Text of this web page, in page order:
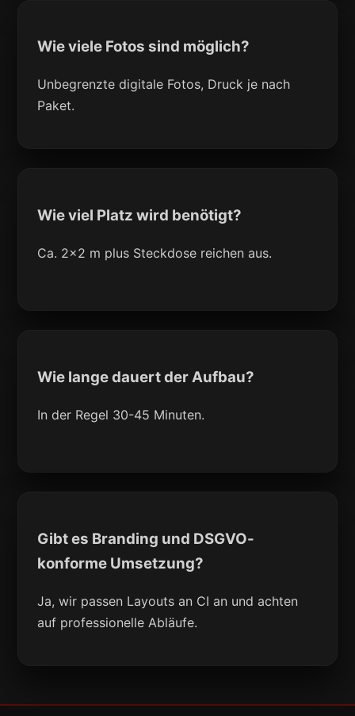
Wie viele Fotos sind möglich?
Unbegrenzte digitale Fotos, Druck je nach
Paket.
Wie viel Platz wird benötigt?
Ca. 2x2 m plus Steckdose reichen aus.
Wie lange dauert der Aufbau?
In der Regel 30-45 Minuten.
Gibt es Branding und DSGVO-
konforme Umsetzung?
Ja, wir passen Layouts an CI an und achten
auf professionelle Abläufe.